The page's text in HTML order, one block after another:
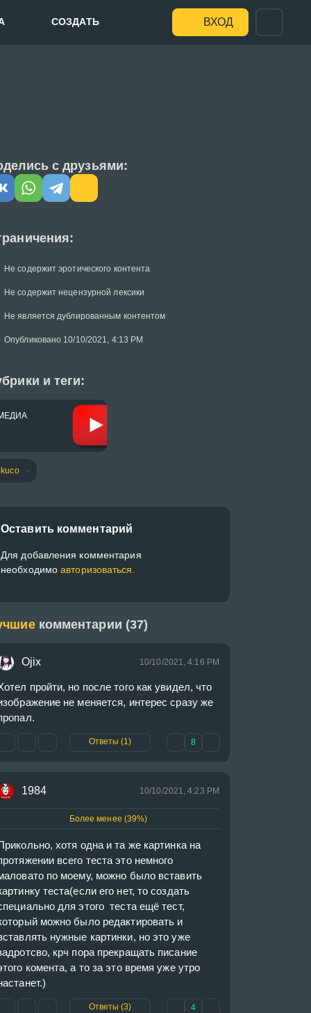
СОЗДАТЬ ВХОД
с друзьями:
Не содержит эротического контента
Не содержит нецензурной лексики
Не является дублированным контентом
Опубликовано 10/10/2021, 4:13 PM
и теги:
Оставить комментарий
Для добавления комментария
необходимоавторизоваться.
комментарии (37)
Ojix 10/10/2021, 4:16 PM
пройти, но после того как увидел, что
не меняется, интерес сразу же
Ответы (1) 8
1984 10/10/2021, 4:23 PM
Более менее (39%)
хотя одна и та же картинка на
всего теста это немного
по моему, можно было вставить
теста(если его нет, то создать
для этого  теста ещё тест,
можно было редактировать и
нужные картинки, но это уже
крч пора прекращать писание
комента, а то за это время уже утро
Ответы (3) 4